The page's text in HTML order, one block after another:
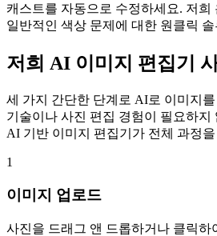
캐스트를 자동으로 수정하세요. 저희
일반적인 색상 문제에 대한 원클릭
저희 AI 이미지 편집기
세 가지 간단한 단계로 AI로 이미지
기술이나 사진 편집 경험이 필요하지
AI 기반 이미지 편집기가 전체 과정
1
이미지 업로드
사진을 드래그 앤 드롭하거나 클릭